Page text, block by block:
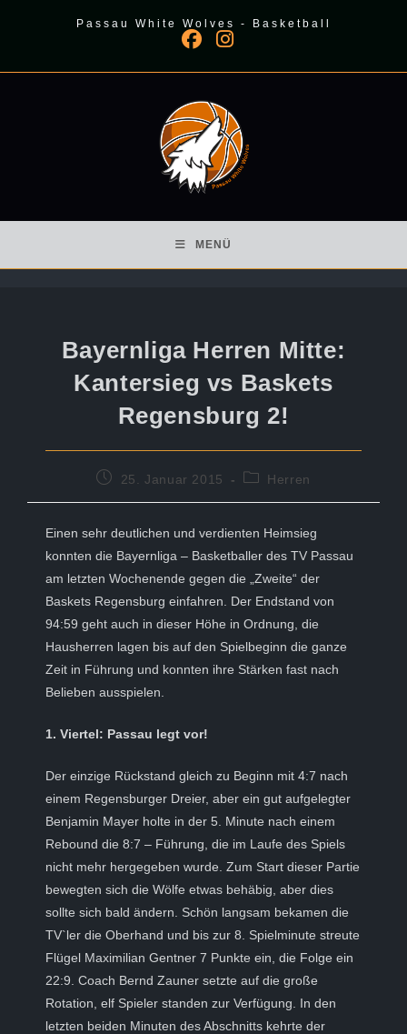
Passau White Wolves - Basketball
MENÜ
Bayernliga Herren Mitte:
Kantersieg vs Baskets
Regensburg 2!
Beitrag25. Januar 2015
Beitrags-
Herren
Einen sehr deutlichen und verdienten Heimsieg
konnten die Bayernliga – Basketballer des TV Passau
am letzten Wochenende gegen die „Zweite“ der
Baskets Regensburg einfahren. Der Endstand von
94:59 geht auch in dieser Höhe in Ordnung, die
Hausherren lagen bis auf den Spielbeginn die ganze
Zeit in Führung und konnten ihre Stärken fast nach
Belieben ausspielen.
1. Viertel: Passau legt vor!
Der einzige Rückstand gleich zu Beginn mit 4:7 nach
einem Regensburger Dreier, aber ein gut aufgelegter
Benjamin Mayer holte in der 5. Minute nach einem
Rebound die 8:7 – Führung, die im Laufe des Spiels
nicht mehr hergegeben wurde. Zum Start dieser Partie
bewegten sich die Wölfe etwas behäbig, aber dies
sollte sich bald ändern. Schön langsam bekamen die
TV`ler die Oberhand und bis zur 8. Spielminute streute
Flügel Maximilian Gentner 7 Punkte ein, die Folge ein
22:9. Coach Bernd Zauner setzte auf die große
Rotation, elf Spieler standen zur Verfügung. In den
letzten beiden Minuten des Abschnitts kehrte der